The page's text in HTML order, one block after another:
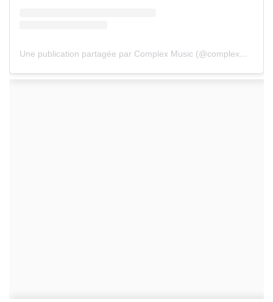
Une publication partagée par Complex Music (@complexmusic)